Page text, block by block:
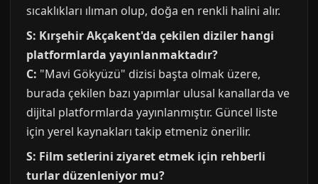
sıcaklıkları ılıman olup, doğa en renkli halini alır.
S: Kırşehir Akçakent'da çekilen diziler hangi
platformlarda yayınlanmaktadır?
C: "Mavi Gökyüzü" dizisi başta olmak üzere,
burada çekilen bazı yapımlar ulusal kanallarda ve
dijital platformlarda yayınlanmıştır. Güncel liste
için yerel kaynakları takip etmeniz önerilir.
S: Film setlerini ziyaret etmek için rehberli
turlar düzenleniyor mu?